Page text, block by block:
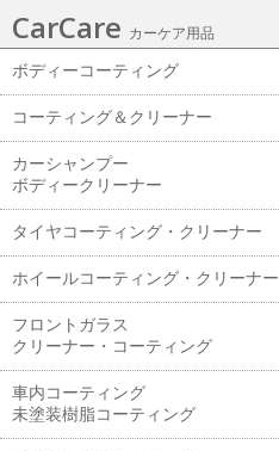
CarCare カーケア用品
ボディーコーティング
コーティング＆クリーナー
カーシャンプー
ボディークリーナー
タイヤコーティング・クリーナー
ホイールコーティング・クリーナー
フロントガラス
クリーナー・コーティング
車内コーティング
未塗装樹脂コーティング